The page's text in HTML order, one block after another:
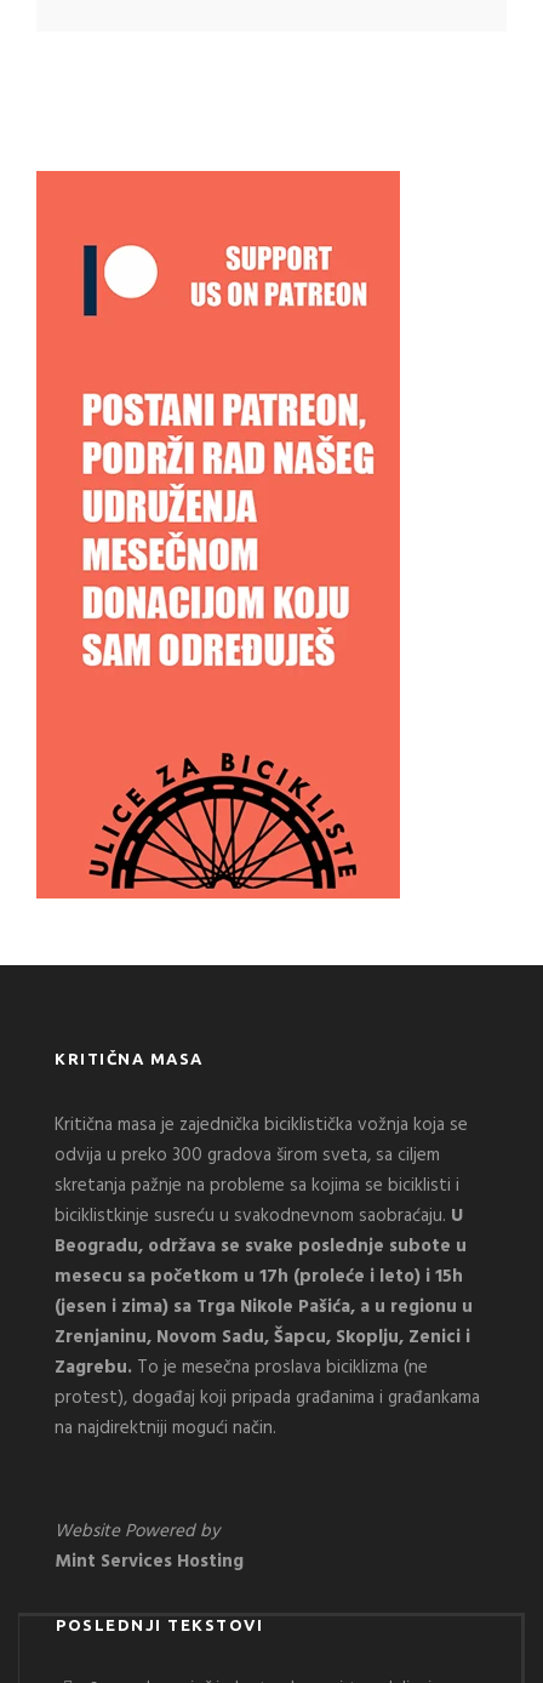
KRITIČNA MASA
Kritična masa je zajednička biciklistička vožnja koja se
odvija u preko 300 gradova širom sveta, sa ciljem
skretanja pažnje na probleme sa kojima se biciklisti i
biciklistkinje susreću u svakodnevnom saobraćaju. U
Beogradu, održava se svake poslednje subote u
mesecu sa početkom u 17h (proleće i leto) i 15h
(jesen i zima) sa Trga Nikole Pašića, a u regionu u
Zrenjaninu, Novom Sadu, Šapcu, Skoplju, Zenici i
Zagrebu. To je mesečna proslava biciklizma (ne
protest), događaj koji pripada građanima i građankama
na najdirektniji mogući način.
Website Powered by
Mint Services Hosting
POSLEDNJI TEKSTOVI